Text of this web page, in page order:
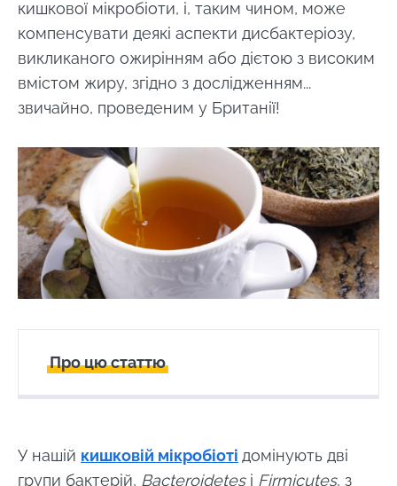
кишкової мікробіоти, і, таким чином, може
компенсувати деякі аспекти дисбактеріозу,
викликаного ожирінням або дієтою з високим
вмістом жиру, згідно з дослідженням...
звичайно, проведеним у Британії!
Про цю статтю
У нашій кишковій мікробіоті домінують дві
групи бактерій, Bacteroidetesі Firmicutes, з